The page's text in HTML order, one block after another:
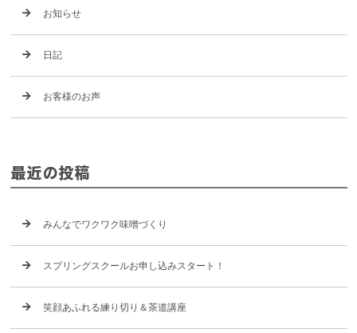
お知らせ
日記
お客様のお声
最近の投稿
みんなでワクワク味噌づくり
スプリングスクールお申し込みスタート！
笑顔あふれる練り切り＆茶道講座